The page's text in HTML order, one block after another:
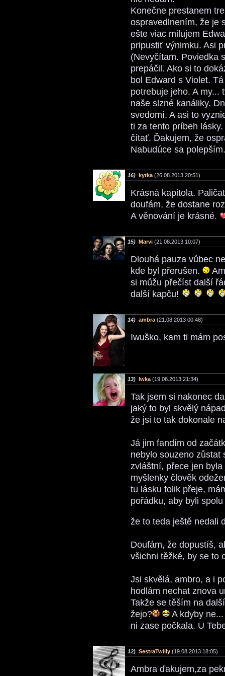
Konečne prestanem
ospravedlnením, že je
ešte viac milujem
pripustiť výnimku. Asi
(Nevyčítam. Poviedka
prepáčil. Ako si to
bol Edward s Violet.
potrebuje jeho. A my...
naše slzné kanáliky.
svedomí. A asi to
ti za tento príbeh
čítať. Ďakujem, že
Nabudúce sa
16) kytka (26.08.2013 20:51)
Krásná kapitola.
doufám, že dostane
A věnování je krásné.
15) Marvi (21.08.2013 10:07)
Dlouhá pauza vůbec
kde byl přerušen.
si můžu přečíst další
další kapču!
14) ambra (21.08.2013 00:48)
Iwuško, kam ti mám
13) Iwka (19.08.2013 21:34)
Tak jsem si nakonec
jaký to byl skvělý
že jsi to tak dokonale
Já jim fandím od
nebylo souzeno zůstat
zvláštní, přece jen
myšlenky člověk
tu lásku tolik přeje,
pořádku, aby byli
že to teda ještě nedali
Doufám, že dopustíš,
všichni těžké, by se to
Jsi skvělá, ambro, a i
hodlám nechat znova
Takže se těším na
žejo?
A kdyby
ni zase počkala. U
12) SestraTwilly (19.08.2013 18:05)
Ambra ďakujem,za